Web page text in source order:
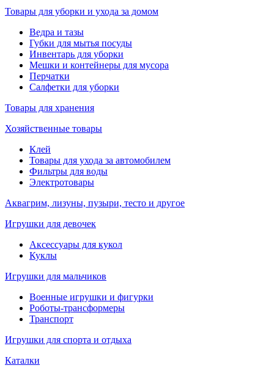
Товары для уборки и ухода за домом
Ведра и тазы
Губки для мытья посуды
Инвентарь для уборки
Мешки и контейнеры для мусора
Перчатки
Салфетки для уборки
Товары для хранения
Хозяйственные товары
Клей
Товары для ухода за автомобилем
Фильтры для воды
Электротовары
Аквагрим, лизуны, пузыри, тесто и другое
Игрушки для девочек
Аксессуары для кукол
Куклы
Игрушки для мальчиков
Военные игрушки и фигурки
Роботы-трансформеры
Транспорт
Игрушки для спорта и отдыха
Каталки